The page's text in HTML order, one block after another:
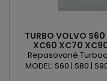
TURBO VOLVO
XC60 XC70
Repasované
MODEL: S60 | S80 |
XC70 | XC90 KÓD